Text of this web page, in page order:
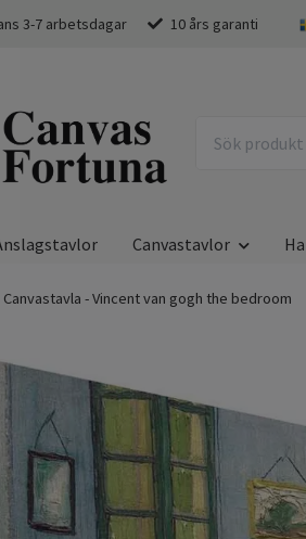
3-7 arbetsdagar 10 års garanti
Canvastavlor
Canvastavla - Vincent van gogh the bedroom